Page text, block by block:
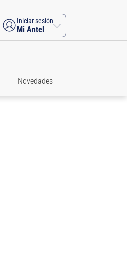
Iniciar sesión
Mi Antel
Novedades